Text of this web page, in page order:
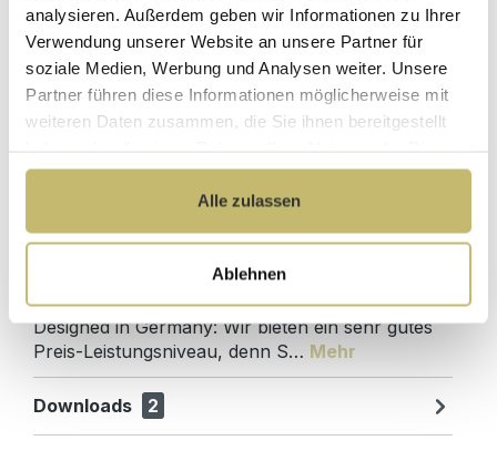
analysieren. Außerdem geben wir Informationen zu Ihrer
Verwendung unserer Website an unsere Partner für
soziale Medien, Werbung und Analysen weiter. Unsere
Partner führen diese Informationen möglicherweise mit
weiteren Daten zusammen, die Sie ihnen bereitgestellt
gesammelt haben.
Alle zulassen
Ablehnen
Bewertung
Lieferung
Designed in
Germany
1 Monat risikofreies
Rückgaberecht
Badmöbel Qualitätsprodukt direkt ab Werk -
Designed in Germany: Wir bieten ein sehr gutes
Preis-Leistungsniveau, denn S… Mehr
Downloads 2